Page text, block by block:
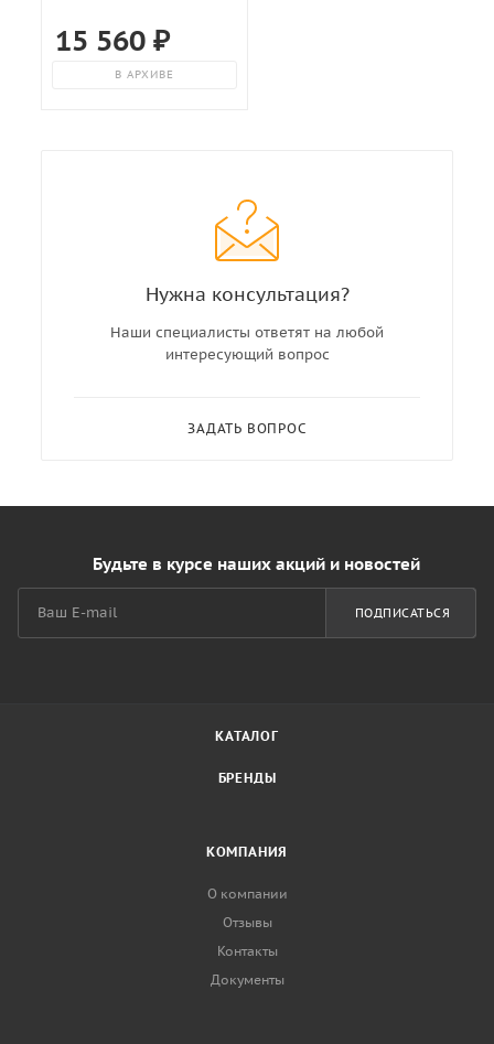
15 560₽
В АРХИВЕ
Нужна консультация?
Наши специалисты ответят на любой
интересующий вопрос
ЗАДАТЬ ВОПРОС
Будьте в курсе наших акций и новостей
ПОДПИСАТЬСЯ
КАТАЛОГ
БРЕНДЫ
КОМПАНИЯ
О компании
Отзывы
Контакты
Документы